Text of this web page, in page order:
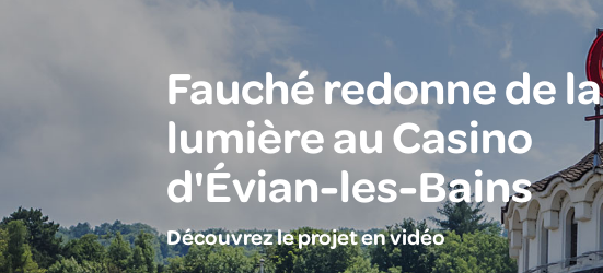
Fauché redonne de la
lumière au Casino
d'Évian-les-Bains
Découvrez le projet en vidéo